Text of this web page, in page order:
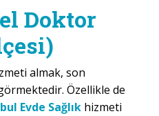
Doktor
almak, son
Özellikle de
Evde Sağlık hizmeti